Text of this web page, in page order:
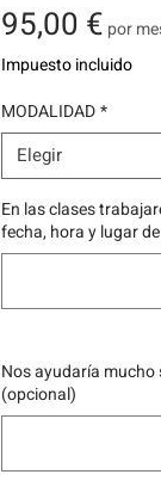
95,00 € por
Impuesto incluido
MODALIDAD*
Elegir
En las clases
fecha, hora y lugar
Nos ayudaría mucho
(opcional)